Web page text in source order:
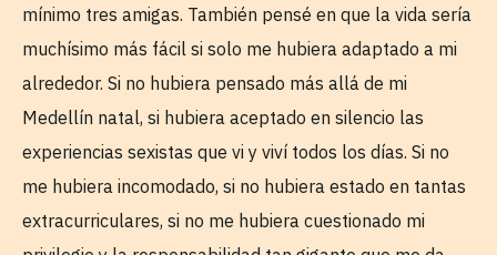
mínimo tres amigas. También pensé en que la vida sería
muchísimo más fácil si solo me hubiera adaptado a mi
alrededor. Si no hubiera pensado más allá de mi
Medellín natal, si hubiera aceptado en silencio las
experiencias sexistas que vi y viví todos los días. Si no
me hubiera incomodado, si no hubiera estado en tantas
extracurriculares, si no me hubiera cuestionado mi